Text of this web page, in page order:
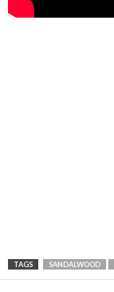
TAGS SANDALWOOD